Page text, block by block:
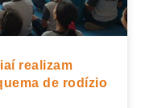
realizam
de rodízio